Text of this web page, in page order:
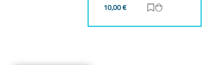
10,00€ Zur Merkliste